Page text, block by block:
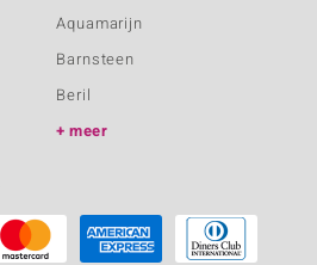
Aquamarijn
Barnsteen
Beril
meer